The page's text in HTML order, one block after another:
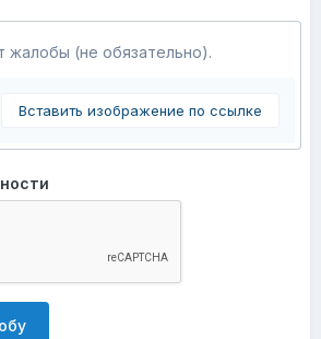
жалобы (не обязательно).
Вставить изображение по ссылке